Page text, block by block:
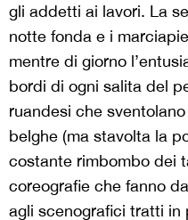
gli addetti ai lavori. La
notte fonda e i
mentre di giorno
bordi di ogni salita del
ruandesi che
belghe (ma stavolta la
costante rimbombo dei
coreografie che fanno
agli scenografici tratti in